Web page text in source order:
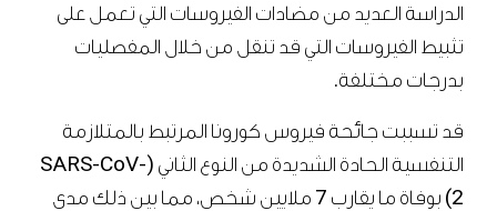
الدراسة العديد من مضادات الفيروسات التي تعمل على
تثبيط الفيروسات التي قد تنقل من خلال المفصليات
بدرجات مختلفة.
قد تسببت جائحة فيروس كورونا المرتبط بالمتلازمة
التنفسية الحادة الشديدة من النوع الثاني (SARS-CoV-
2) بوفاة ما يقارب 7 ملايين شخص، مما بين ذلك مدى